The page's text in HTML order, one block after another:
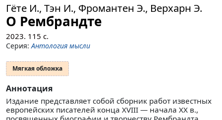
Гёте И., Тэн И., Фромантен Э., Верхарн Э.
О Рембрандте
2023. 115 с.
Серия:Антология мысли
Мягкая обложка
Аннотация
Издание представляет собой сборник работ известных
европейских писателей конца XVIII — начала XX в.,